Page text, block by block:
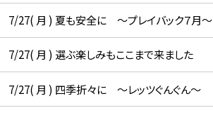
7/27( 月 ) 夏も安全に ～プレイバック７月～
7/27( 月 ) 選ぶ楽しみもここまで来ました
7/27( 月 ) 四季折々に ～レッツぐんぐん～